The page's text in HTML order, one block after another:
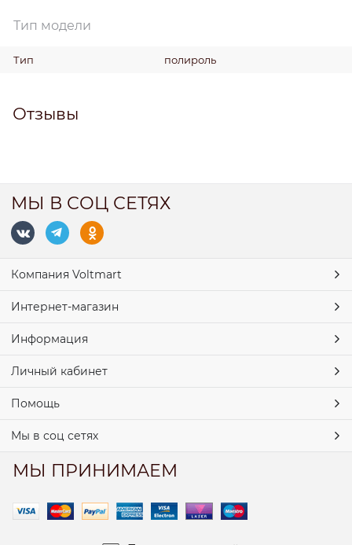
Тип модели
Тип полироль
Отзывы
МЫ В СОЦ СЕТЯХ
Компания Voltmart
Интернет-магазин
Информация
Личный кабинет
Помощь
Мы в соц сетях
МЫ ПРИНИМАЕМ